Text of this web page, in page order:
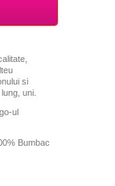
si
uni.
ul
Bumbac